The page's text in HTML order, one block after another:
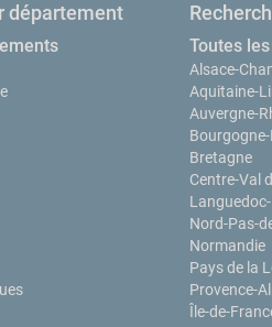
département
Toutes
Alsace-
Aquitaine-
Auvergne-
Bretagne
Centre-Val
Nord-Pas-
Normandie
Pays de la
Provence-
Île-de-